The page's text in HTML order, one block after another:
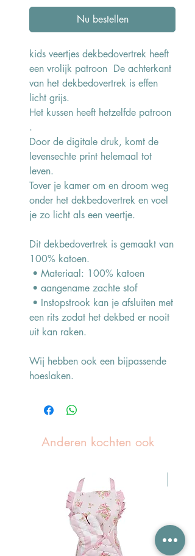
Nu bestellen
kids veertjes dekbedovertrek heeft
een vrolijk patroon De achterkant
van het dekbedovertrek is effen
licht grijs.
Het kussen heeft hetzelfde patroon
.
Door de digitale druk, komt de
levensechte print helemaal tot
leven.
Tover je kamer om en droom weg
onder het dekbedovertrek en voel
je zo licht als een veertje.
Dit dekbedovertrek is gemaakt van
100% katoen.
• Materiaal: 100% katoen
• aangename zachte stof
• Instopstrook kan je afsluiten met
een rits zodat het dekbed er nooit
uit kan raken.
Wij hebben ook een bijpassende
hoeslaken.
Anderen kochten ook